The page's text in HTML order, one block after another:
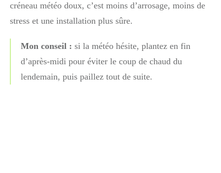
créneau météo doux, c’est moins d’arrosage, moins de
stress et une installation plus sûre.
Mon conseil : si la météo hésite, plantez en fin
d’après-midi pour éviter le coup de chaud du
lendemain, puis paillez tout de suite.